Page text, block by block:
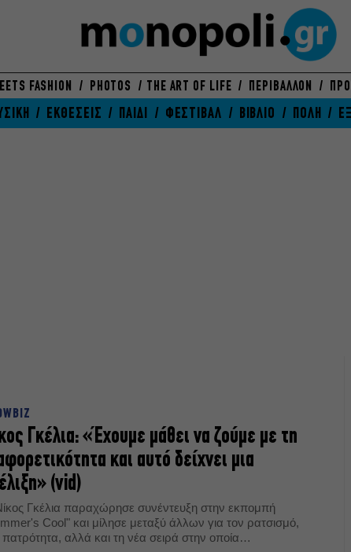
FASHION PHOTOS THE ART OF LIFE ΠΕΡΙΒΑΛΛΟΝ
ΕΚΘΕΣΕΙΣ ΠΑΙΔΙ ΦΕΣΤΙΒΑΛ ΒΙΒΛΙΟ ΠΟΛΗ
Γκέλια: «Έχουμε μάθει να ζούμε με τη
και αυτό δείχνει μια
(vid)
Γκέλια παραχώρησε συνέντευξη στην εκπομπή
Cool" και μίλησε μεταξύ άλλων για τον ρατσισμό,
πατρότητα, αλλά και τη νέα σειρά στην οποία